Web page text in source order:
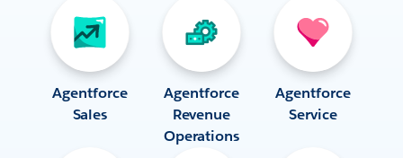
Agentforce
Sales
Agentforce
Revenue
Operations
Agentforce
Service